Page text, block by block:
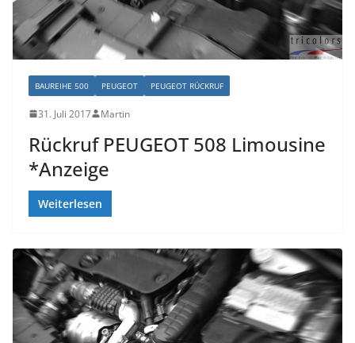
BAUREIHE 500 PEUGEOT PEUGEOT RÜCKRUF
31. Juli 2017 Martin
Rückruf PEUGEOT 508 Limousine
*Anzeige
Weiterlesen